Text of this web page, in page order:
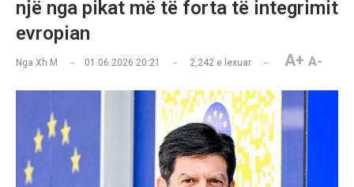
një nga pikat më të forta të integrimit
evropian
Nga Xh M 01.06.2026 20:21 2,242 e lexuar A+ A-